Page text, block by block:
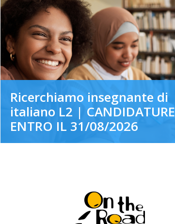
Ricerchiamo insegnante di
italiano L2 | CANDIDATURE
ENTRO IL 31/08/2026